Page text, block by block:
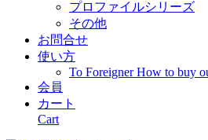
プロファイルシリーズ
その他
お問合せ
使い方
To Foreigner How to buy
会員
カート
Cart